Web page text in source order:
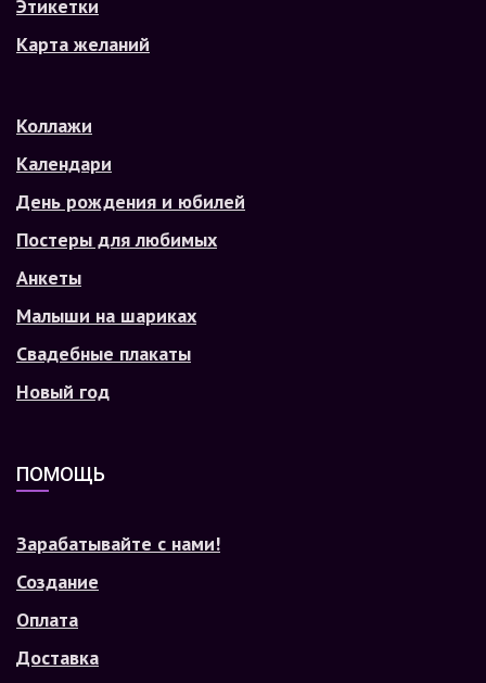
Этикетки
Карта желаний
Коллажи
Календари
День рождения и юбилей
Постеры для любимых
Анкеты
Малыши на шариках
Свадебные плакаты
Новый год
ПОМОЩЬ
Зарабатывайте с нами!
Создание
Оплата
Доставка